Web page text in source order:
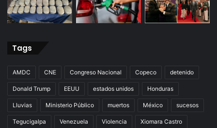
Tags
AMDC CNE Congreso Nacional Copeco detenido
Donald Trump EEUU estados unidos Honduras
Lluvias Ministerio Público muertos México sucesos
Tegucigalpa Venezuela Violencia Xiomara Castro